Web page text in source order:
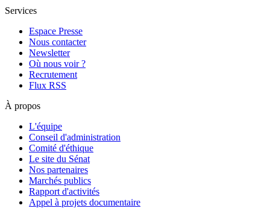
Services
Espace Presse
Nous contacter
Newsletter
Où nous voir ?
Recrutement
Flux RSS
À propos
L'équipe
Conseil d'administration
Comité d'éthique
Le site du Sénat
Nos partenaires
Marchés publics
Rapport d'activités
Appel à projets documentaire